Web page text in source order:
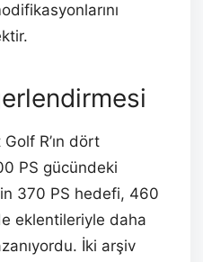
R’ın dört
PS gücündeki
370 PS hedefi, 460
eklentileriyle daha
İki arşiv